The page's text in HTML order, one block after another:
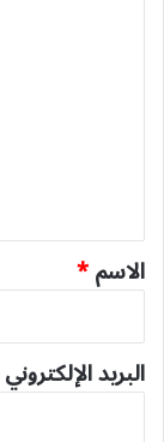
ق
*
الاسم*
البريد الإلكتروني